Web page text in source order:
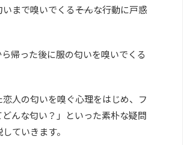
まで嗅いでくる――そんな行動に戸惑
帰った後に服の匂いを嗅いでくる
人の匂いを嗅ぐ心理をはじめ、フ
んな匂い？」といった素朴な疑問
ていきます。